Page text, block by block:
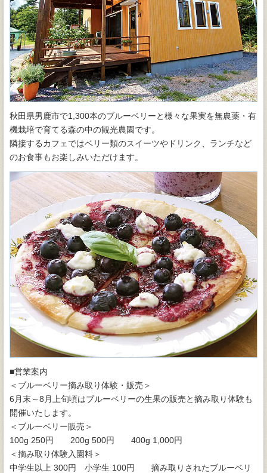
秋田県男鹿市で1,300本のブルーベリーと様々な果実を無農薬・有
機栽培で育てる森の中の観光農園です。
隣接するカフェではベリー類のスイーツやドリンク、ランチなど
のお食事もお楽しみいただけます。
■営業案内
＜ブルーベリー摘み取り体験・販売＞
6月末～8月上旬頃はブルーベリーの生果の販売と摘み取り体験も
開催いたします。
＜ブルーベリー販売＞
100g 250円 200g 500円 400g 1,000円
＜摘み取り体験入園料＞
中学生以上 300円 小学生 100円 摘み取りされたブルーベリ